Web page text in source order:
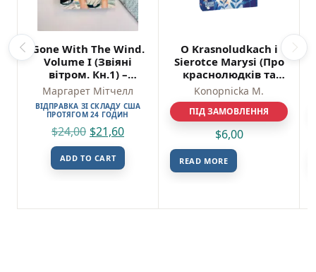
Gone With The Wind.
Volume I (Звіяні
вітром. Кн.1) –
Mitchell M. – Фоліо
Маргарет Мітчелл
ВІДПРАВКА ЗІ СКЛАДУ США
ПРОТЯГОМ 24 ГОДИН
$24,00 $21,60
ADD TO CART
O Krasnoludkach i
Sierotce Marysi (Про
краснолюдків та
сирітку Марисю) –
Konopnicka M. –
Фоліо
Konopnicka M.
ПІД ЗАМОВЛЕННЯ
$6,00
READ MORE